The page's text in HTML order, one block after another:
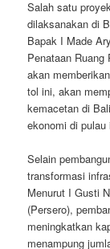
Salah satu
dilaksanakan di
Bapak I Made
Penataan
akan
tol ini, akan
kemacetan di
ekonomi di pulau
Selain
transformasi
Menurut I Gusti
(Persero),
meningkatkan
menampung